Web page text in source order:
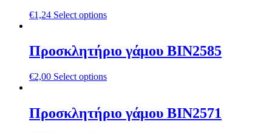
€1,24 Select options
Προσκλητήριο γάμου ΒΙΝ2585
€2,00 Select options
Προσκλητήριο γάμου ΒΙΝ2571